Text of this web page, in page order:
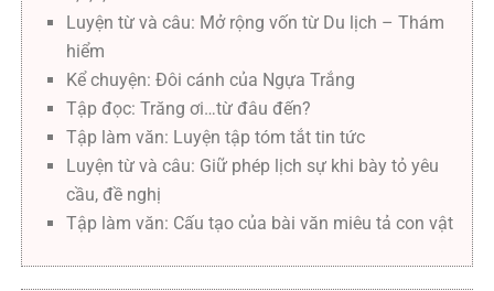
Luyện từ và câu: Mở rộng vốn từ Du lịch – Thám
hiểm
Kể chuyện: Đôi cánh của Ngựa Trắng
Tập đọc: Trăng ơi…từ đâu đến?
Tập làm văn: Luyện tập tóm tắt tin tức
Luyện từ và câu: Giữ phép lịch sự khi bày tỏ yêu
cầu, đề nghị
Tập làm văn: Cấu tạo của bài văn miêu tả con vật